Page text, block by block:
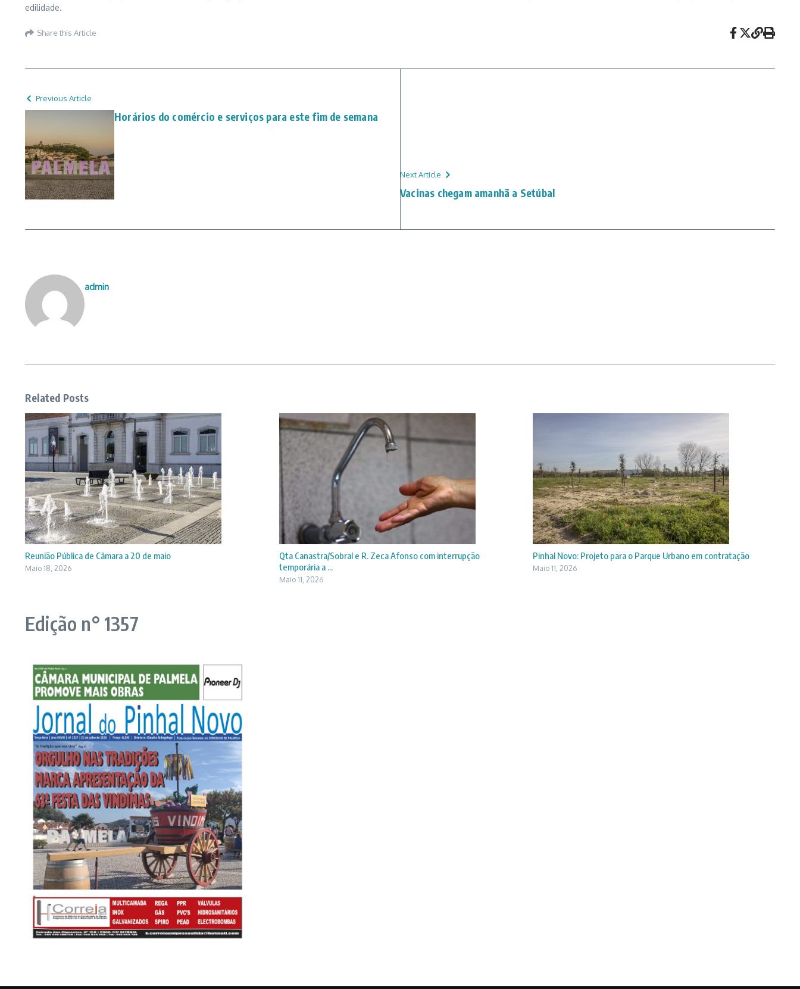
edilidade.
Share this Article
Previous Article
Horários do comércio e serviços para este fim de semana
Next Article
Vacinas chegam amanhã a Setúbal
admin
Related Posts
Reunião Pública de Câmara a 20 de maio
Maio 18, 2026
Qta Canastra/Sobral e R. Zeca Afonso com interrupção
temporária a ...
Maio 11, 2026
Pinhal Novo: Projeto para o Parque Urbano em contratação
Maio 11, 2026
Edição n° 1357